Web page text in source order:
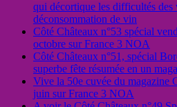
qui décortique les difficultés des
déconsommation de vin
Côté Châteaux n°53 spécial
octobre sur France 3 NOA
Côté Châteaux n°51, spécial
superbe fête résumée en un
Vive la 50e cuvée du magazine
juin sur France 3 NOA